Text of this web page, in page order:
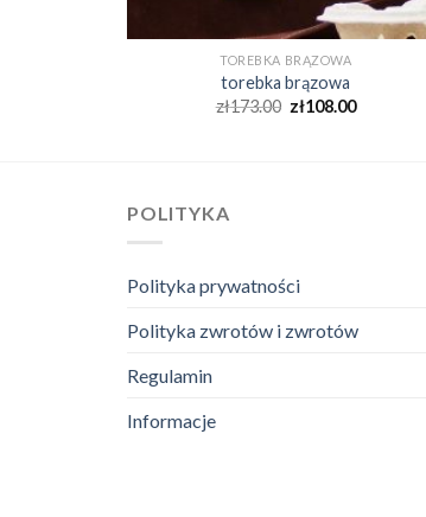
TOREBKA BRĄZOWA
torebka brązowa
zł173.00 zł108.00
POLITYKA
Polityka prywatności
Polityka zwrotów i zwrotów
Regulamin
Informacje